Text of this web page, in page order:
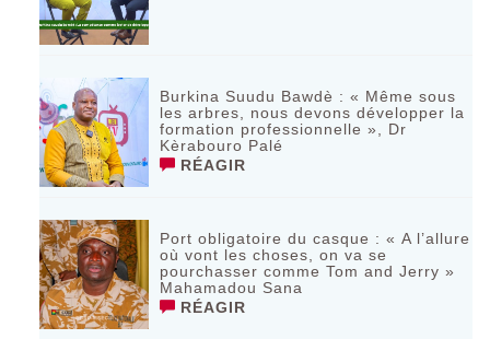
Burkina Suudu Bawdè : « Même sous
les arbres, nous devons développer la
formation professionnelle », Dr
Kèrabouro Palé
RÉAGIR
Port obligatoire du casque : « A l’allure
où vont les choses, on va se
pourchasser comme Tom and Jerry »
Mahamadou Sana
RÉAGIR